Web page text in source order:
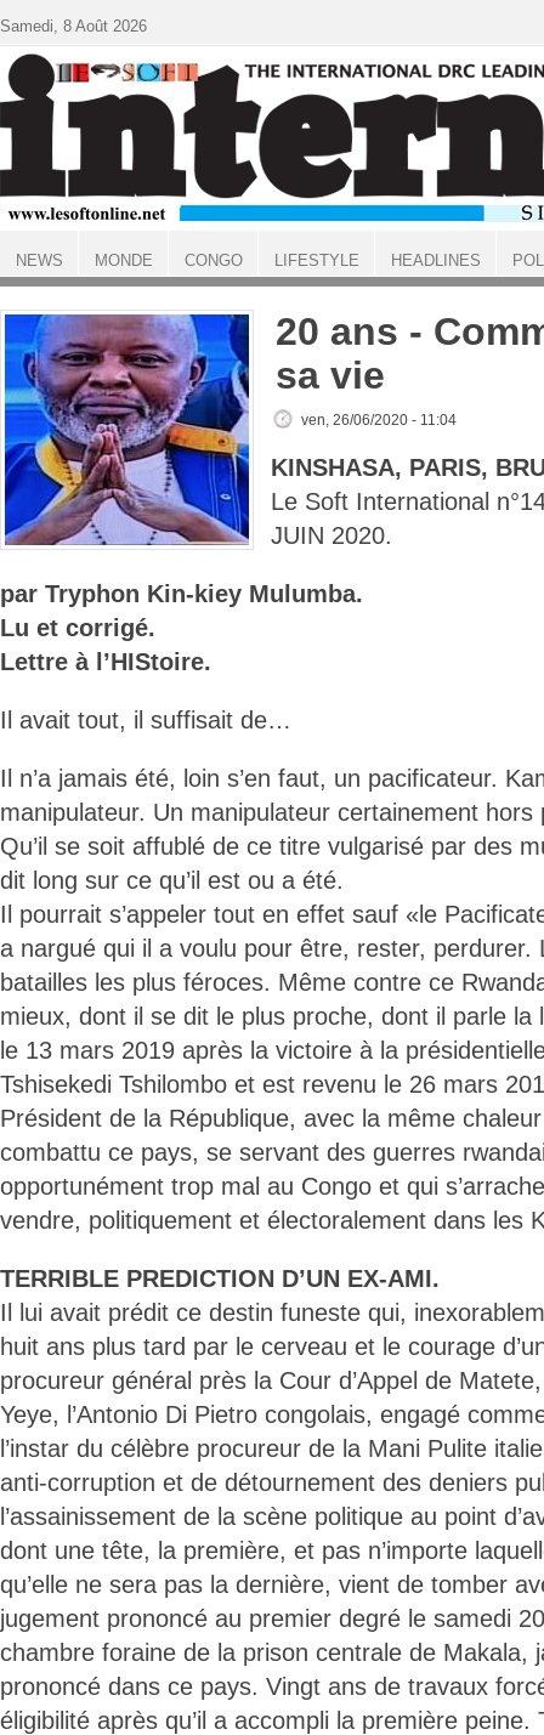
ACCUEIL
20 ans -
sa vie
ven, 26/06/2020 - 11:04
KINSHASA, PARIS,
Le Soft International
JUIN 2020.
par Tryphon Kin-kiey Mulumba.
Lu et corrigé.
Lettre à l’HIStoire.
Il avait tout, il suffisait de…
Il n’a jamais été, loin s’en faut, un pacificateur.
manipulateur. Un manipulateur certainement hors
Qu’il se soit affublé de ce titre vulgarisé par des
dit long sur ce qu’il est ou a été.
Il pourrait s’appeler tout en effet sauf «le
a nargué qui il a voulu pour être, rester, perdurer.
batailles les plus féroces. Même contre ce
mieux, dont il se dit le plus proche, dont il parle la
le 13 mars 2019 après la victoire à la
Tshisekedi Tshilombo et est revenu le 26 mars
Président de la République, avec la même
combattu ce pays, se servant des guerres
opportunément trop mal au Congo et qui
vendre, politiquement et électoralement dans les
TERRIBLE PREDICTION D’UN EX-AMI.
Il lui avait prédit ce destin funeste qui,
huit ans plus tard par le cerveau et le courage
procureur général près la Cour d’Appel de
Yeye, l’Antonio Di Pietro congolais, engagé
l’instar du célèbre procureur de la Mani Pulite
anti-corruption et de détournement des deniers
l’assainissement de la scène politique au point
dont une tête, la première, et pas n’importe
qu’elle ne sera pas la dernière, vient de tomber
jugement prononcé au premier degré le samedi
chambre foraine de la prison centrale de Makala,
prononcé dans ce pays. Vingt ans de travaux
éligibilité après qu’il a accompli la première peine.
Samedi, 8 Août 2026
NEWS MONDE CONGO LIFESTYLE HEADLINES